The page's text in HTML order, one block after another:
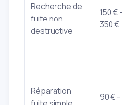
Recherche de
fuite non
destructive
150 € -
350 €
Réparation
90 € -